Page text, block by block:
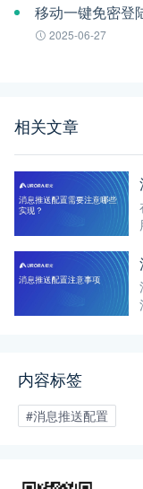
移动一键免密登
2025-06-27
相关文章
内容标签
#消息推送配置